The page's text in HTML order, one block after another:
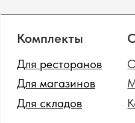
SOTA